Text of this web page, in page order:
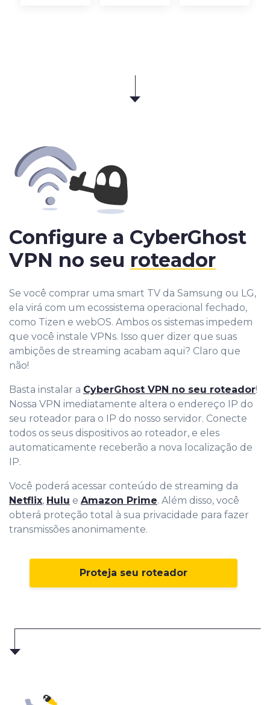
Se você comprar uma smart TV da Samsung ou LG,
ela virá com um ecossistema operacional fechado,
como Tizen e webOS. Ambos os sistemas impedem
que você instale VPNs. Isso quer dizer que suas
ambições de streaming acabam aqui? Claro que
não!
Basta instalar a CyberGhost VPN no seu roteador!
Nossa VPN imediatamente altera o endereço IP do
seu roteador para o IP do nosso servidor. Conecte
todos os seus dispositivos ao roteador, e eles
automaticamente receberão a nova localização de
IP.
Você poderá acessar conteúdo de streaming da
Netflix, Hulu e Amazon Prime. Além disso, você
obterá proteção total à sua privacidade para fazer
transmissões anonimamente.
Proteja seu roteador
Configure a CyberGhost
VPN no seu roteador